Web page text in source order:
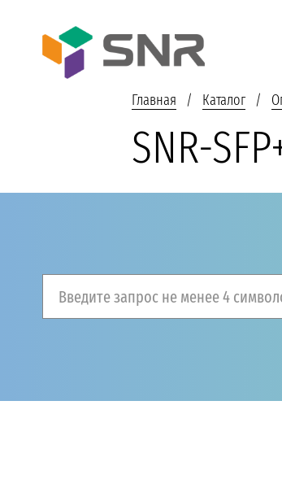
Главная Каталог
SNR-
Введите запрос не менее 4